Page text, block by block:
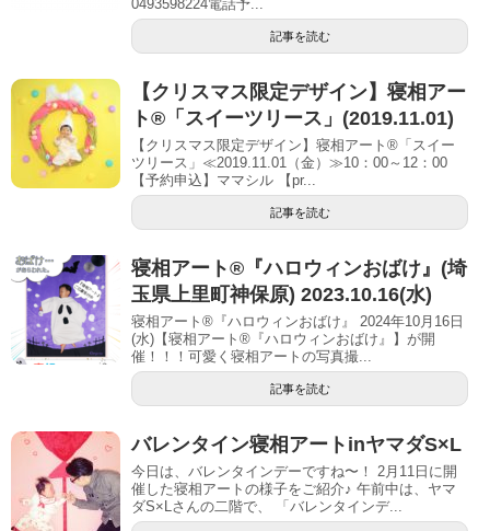
0493598224電話予...
記事を読む
【クリスマス限定デザイン】寝相アー
ト®「スイーツリース」(2019.11.01)
【クリスマス限定デザイン】寝相アート®「スイー
ツリース」≪2019.11.01（金）≫10：00～12：00
【予約申込】ママシル 【pr...
記事を読む
寝相アート®︎『ハロウィンおばけ』(埼
玉県上里町神保原) 2023.10.16(水)
寝相アート®『ハロウィンおばけ』 2024年10月16日
(水)【寝相アート®︎『ハロウィンおばけ』】が開
催！！！可愛く寝相アートの写真撮...
記事を読む
バレンタイン寝相アートinヤマダS×L
今日は、バレンタインデーですね〜！ 2月11日に開
催した寝相アートの様子をご紹介♪ 午前中は、ヤマ
ダS×Lさんの二階で、 「バレンタインデ...